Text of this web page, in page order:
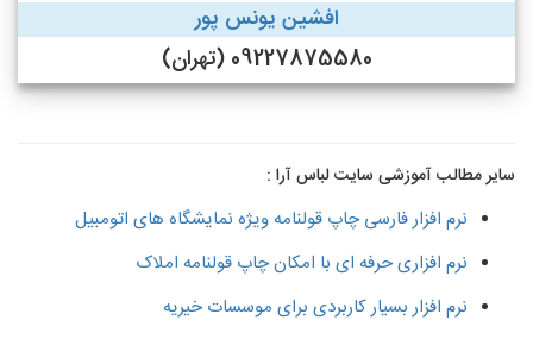
افشین یونس پور
09227875580 (تهران)
سایر مطالب آموزشی سایت لباس آرا :
نرم افزار فارسی چاپ قولنامه ویژه نمایشگاه های اتومبیل
نرم افزاری حرفه ای با امکان چاپ قولنامه املاک
نرم افزار بسیار کاربردی برای موسسات خیریه